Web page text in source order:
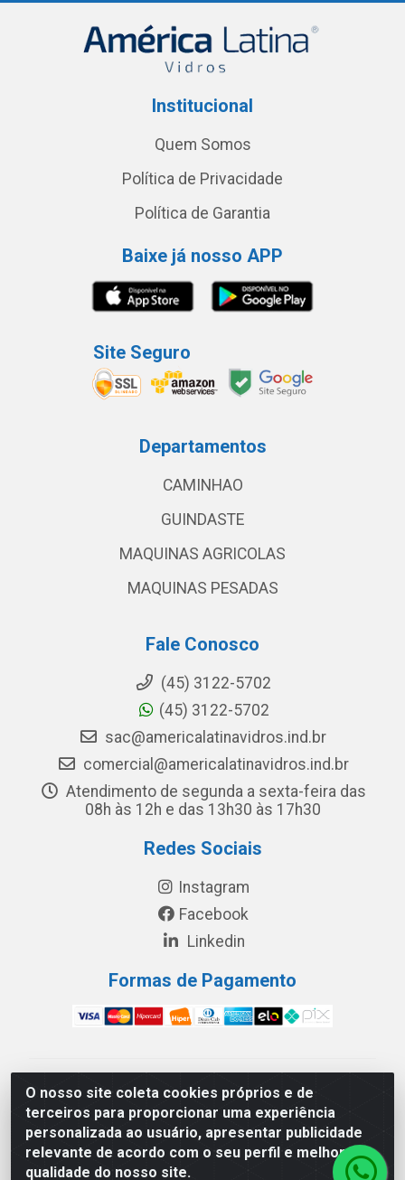
O nosso site coleta cookies próprios e de
terceiros para proporcionar uma experiência
personalizada ao usuário, apresentar publicidade
relevante de acordo com o seu perfil e melhorar a
qualidade do nosso site.
Institucional
Quem Somos
Política de Privacidade
Política de Garantia
Baixe já nosso APP
Site Seguro
Departamentos
CAMINHAO
GUINDASTE
MAQUINAS AGRICOLAS
MAQUINAS PESADAS
Fale Conosco
(45) 3122-5702
(45) 3122-5702
sac@americalatinavidros.ind.br
comercial@americalatinavidros.ind.br
Atendimento de segunda a sexta-feira das
08h às 12h e das 13h30 às 17h30
Redes Sociais
Instagram
Facebook
Linkedin
Formas de Pagamento
América Latina Indústria e Comércio de Vidros LTDA -
CNPJ 19.813.045/0001-03 - Rua Carlos Drummond de
Andrade, 151 Núcleo Industrial III – Cascavel/PR - CEP
85.811-530